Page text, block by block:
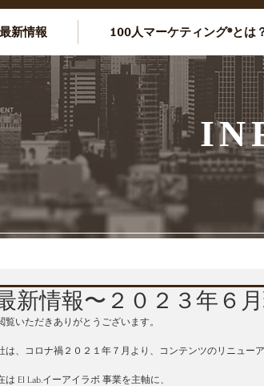
最新情報 100人マーケティング®とは
新情報〜２０２３年６
覧いただきありがとうございます。
は、コロナ禍２０２１年７月より、コンテンツのリニューア
は EI Lab.イーアイラボ 事業を主軸に、